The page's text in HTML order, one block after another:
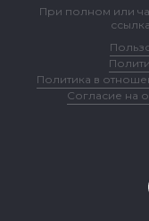
При полном или
Политика в
Согласие на